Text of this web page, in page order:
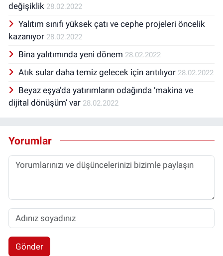
değişiklik 28.02.2022
Yalıtım sınıfı yüksek çatı ve cephe projeleri öncelik
kazanıyor 28.02.2022
Bina yalıtımında yeni dönem 28.02.2022
Atık sular daha temiz gelecek için arıtılıyor 28.02.2022
Beyaz eşya’da yatırımların odağında ‘makina ve
dijital dönüşüm’ var 28.02.2022
Yorumlar
Gönder